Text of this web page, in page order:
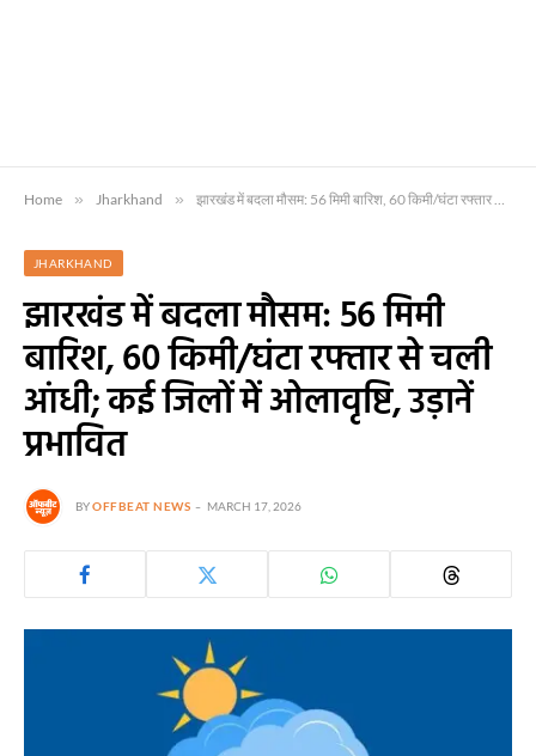
Home » Jharkhand » झारखंड में बदला मौसम: 56 मिमी बारिश, 60 किमी/घंटा रफ्तार से चली आंधी; कई जिलों में ओलावृष्टि, उड़ानें प्रभावित
JHARKHAND
झारखंड में बदला मौसम: 56 मिमी
बारिश, 60 किमी/घंटा रफ्तार से चली
आंधी; कई जिलों में ओलावृष्टि, उड़ानें
प्रभावित
BYOFFBEAT NEWS MARCH 17, 2026